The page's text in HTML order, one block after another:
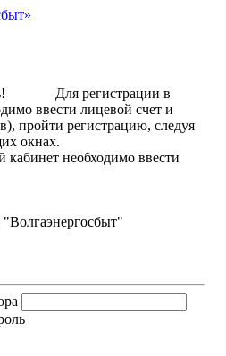
Для регистрации в
ввести лицевой счет и
пройти регистрацию, следуя
окнах.
необходимо ввести
и пароль.